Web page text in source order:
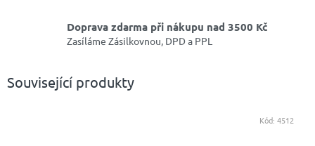
Doprava zdarma při nákupu nad 3500 Kč
Zasíláme Zásilkovnou, DPD a PPL
Související produkty
Kód: 4512